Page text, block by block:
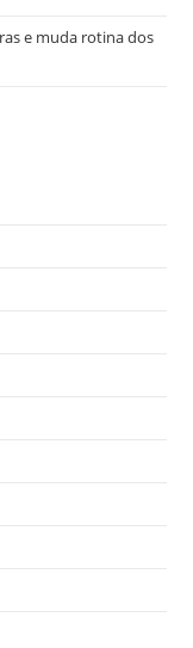
e muda rotina dos